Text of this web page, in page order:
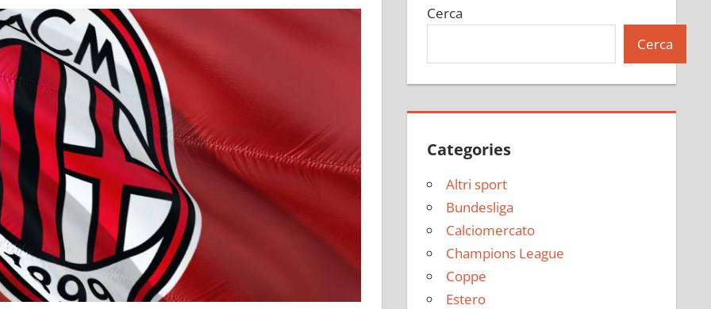
Cerca
Cerca
Categories
Altri sport
Bundesliga
Calciomercato
Champions League
Coppe
Estero